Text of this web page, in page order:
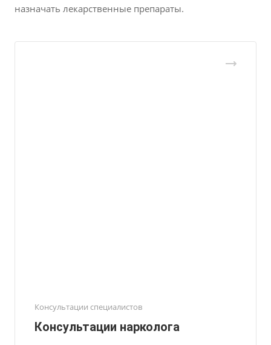
назначать лекарственные препараты.
Консультации специалистов
Консультации нарколога